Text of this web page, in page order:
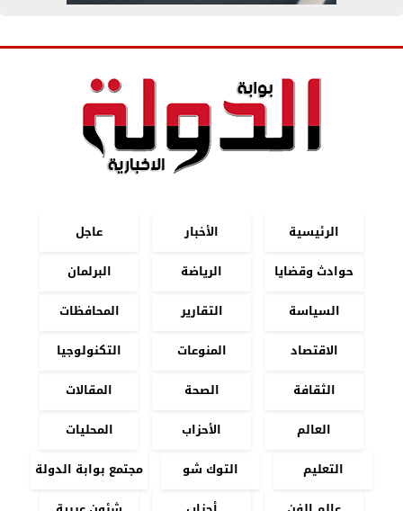
الرئيسية الأخبار
عاجل
حوادث وقضايا
الرياضة
البرلمان
السياسة
التقارير
المحافظات
الاقتصاد
المنوعات
التكنولوجيا
الثقافة
الصحة
المقالات
العالم
الأحزاب
المحليات
التعليم
التوك شو
مجتمع بوابة الدولة